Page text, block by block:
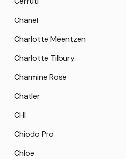
Chanel
Charlotte Meentzen
Charlotte Tilbury
Charmine Rose
Chatler
CHI
Chiodo Pro
Chloe